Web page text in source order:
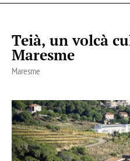
Teià, un volcà
Maresme
Maresme